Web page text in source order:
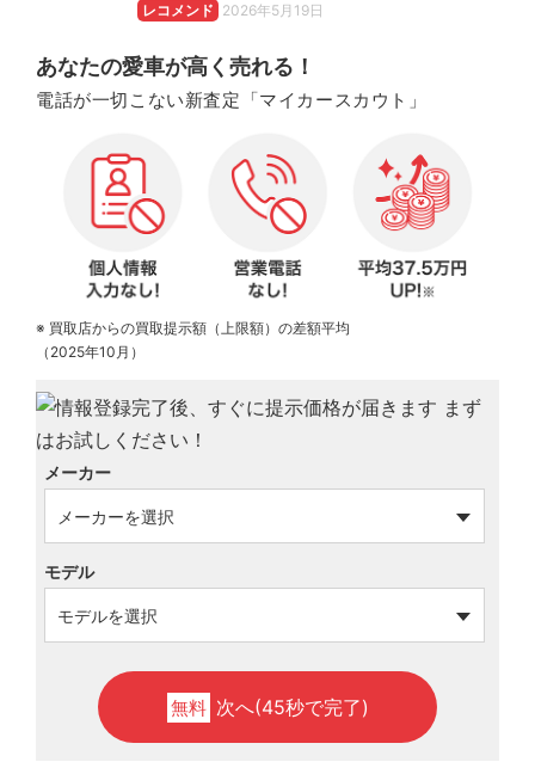
レコメンド 2026年5月19日
あなたの愛車が高く売れる！
電話が一切こない新査定「マイカースカウト」
※ 買取店からの買取提示額（上限額）の差額平均
（2025年10月）
メーカー
モデル
無料 次へ(45秒で完了)